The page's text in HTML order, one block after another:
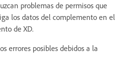
problemas de permisos que
los datos del complemento en el
de XD.
errores posibles debidos a la